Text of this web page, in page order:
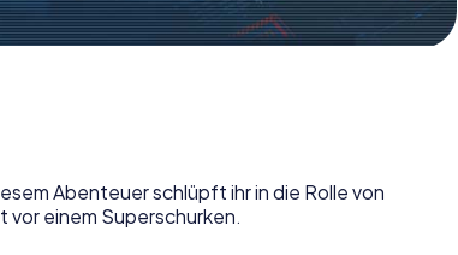
Abenteuer schlüpft ihr in die Rolle von
einem Superschurken.